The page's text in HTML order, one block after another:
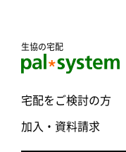
生協の宅配
宅配をご検討の方
加入・資料請求